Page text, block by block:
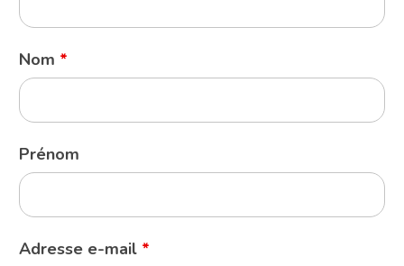
Nom *
Prénom
Adresse e-mail *